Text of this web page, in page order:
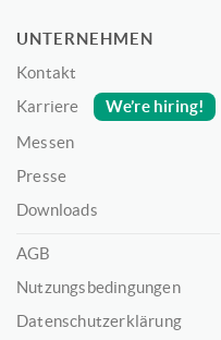
UNTERNEHMEN
Kontakt
Karriere
We’re hiring!
Messen
Presse
Downloads
AGB
Nutzungsbedingungen
Datenschutzerklärung